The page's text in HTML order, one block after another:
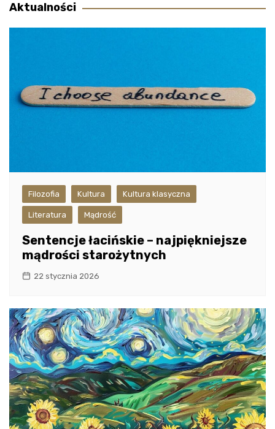
Aktualności
Filozofia Kultura Kultura klasyczna
Literatura Mądrość
Sentencje łacińskie – najpiękniejsze
mądrości starożytnych
22 stycznia 2026